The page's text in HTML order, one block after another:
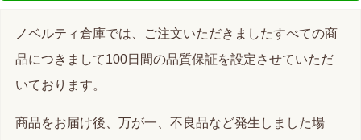
ノベルティ倉庫では、ご注文いただきましたすべての商
品につきまして100日間の品質保証を設定させていただ
いております。
商品をお届け後、万が一、不良品など発生しました場